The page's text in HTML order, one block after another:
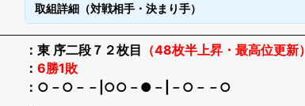
取組詳細（対戦相手・決まり手）
東 序二段７２枚目 （48枚半上昇・最高位更新）
6勝1敗
○－○－－|○○－●－|－○－－○